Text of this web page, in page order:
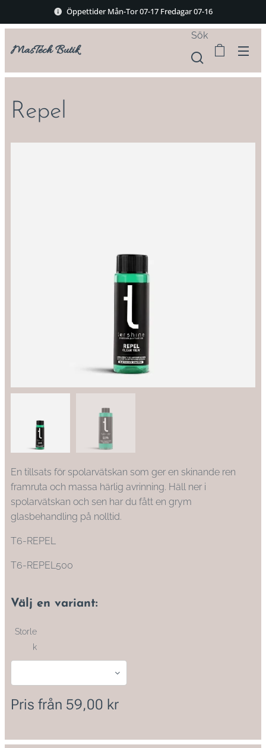
Öppettider Mån-Tor 07-17 Fredagar 07-16
MasTech Butik
Sök
Repel
En tillsats för spolarvätskan som ger en skinande ren
framruta och massa härlig avrinning. Häll ner i
spolarvätskan och sen har du fått en grym
glasbehandling på nolltid.
T6-REPEL
T6-REPEL500
Välj en variant:
Storle
k
Pris från 59,00 kr